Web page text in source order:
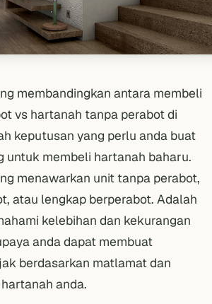
membandingkan antara membeli
vs hartanah tanpa perabot di
keputusan yang perlu anda buat
untuk membeli hartanah baharu.
menawarkan unit tanpa perabot,
atau lengkap berperabot. Adalah
kelebihan dan kekurangan
anda dapat membuat
berdasarkan matlamat dan
anda.